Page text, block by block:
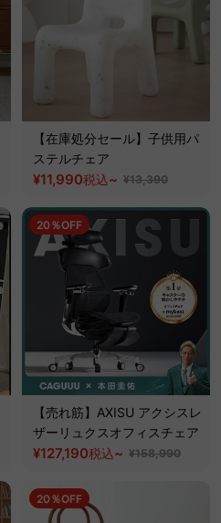
【在庫処分セール】子供用パ
ステルチェア
¥11,990税込~ ¥13,390
20％OFF
【売れ筋】AXISU アクシスレ
ザーリュクスオフィスチェア
¥127,190税込~ ¥158,990
20％OFF